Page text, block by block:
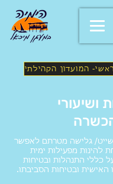
המועדון הקהילתי
ושיעורי
גלישה מטרתם לאפשר
להינות מפעילות ימית
כללי התנהלות ובטיחות
האישית ובטיחות הסביבתו.